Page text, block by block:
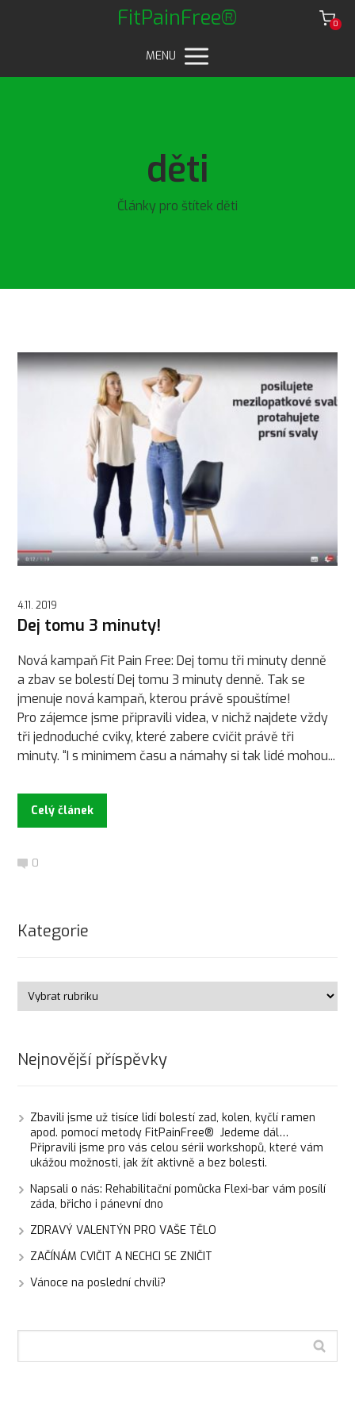
FitPainFree® 0
MENU
děti
Články pro štítek děti
4.11. 2019
Dej tomu 3 minuty!
Nová kampaň Fit Pain Free: Dej tomu tři minuty denně
a zbav se bolestí Dej tomu 3 minuty denně. Tak se
jmenuje nová kampaň, kterou právě spouštíme!
Pro zájemce jsme připravili videa, v nichž najdete vždy
tři jednoduché cviky, které zabere cvičit právě tři
minuty. “I s minimem času a námahy si tak lidé mohou...
Celý článek
0
Kategorie
Nejnovější příspěvky
Zbavili jsme už tisíce lidí bolestí zad, kolen, kyčlí ramen
apod. pomocí metody FitPainFree® Jedeme dál…
Připravili jsme pro vás celou sérii workshopů, které vám
ukážou možnosti, jak žít aktivně a bez bolesti.
Napsali o nás: Rehabilitační pomůcka Flexi-bar vám posílí
záda, břicho i pánevní dno
ZDRAVÝ VALENTÝN PRO VAŠE TĚLO
ZAČÍNÁM CVIČIT A NECHCI SE ZNIČIT
Vánoce na poslední chvíli?